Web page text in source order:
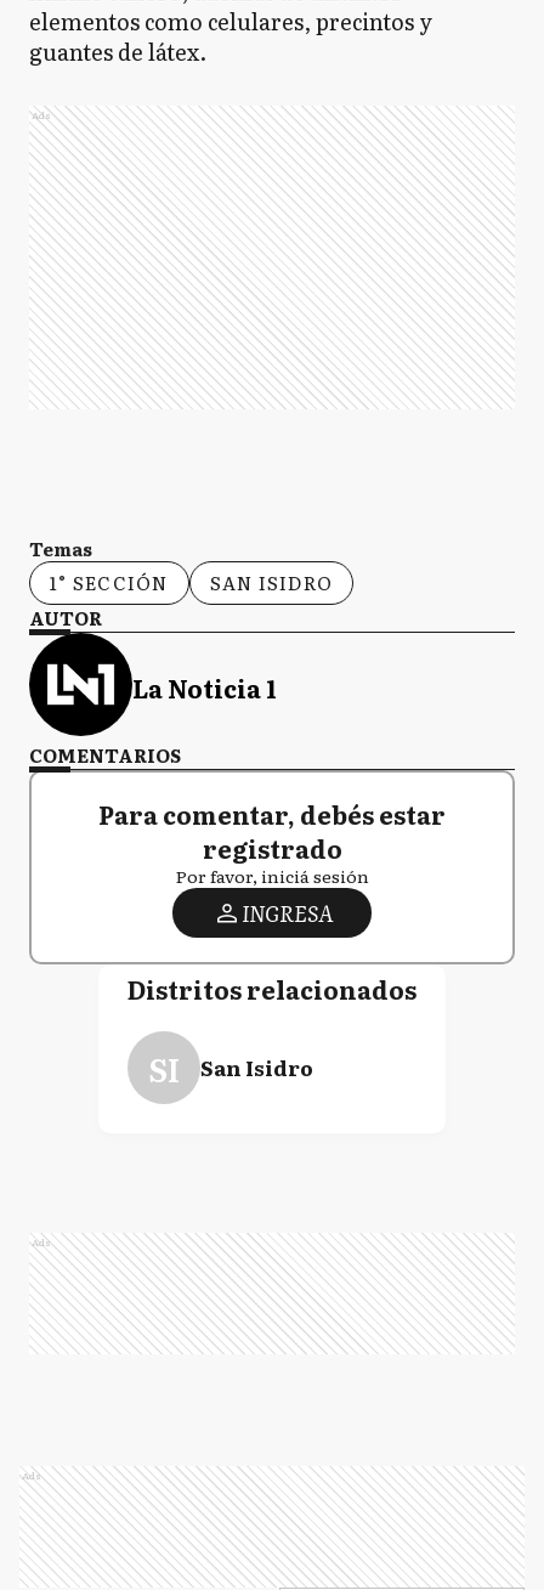
elementos como celulares, precintos y
guantes de látex.
Ads
Temas
1° SECCIÓN
SAN ISIDRO
AUTOR
La Noticia 1
COMENTARIOS
Para comentar, debés estar
registrado
Por favor, iniciá sesión
INGRESA
Distritos relacionados
SI San Isidro
Ads
Ads